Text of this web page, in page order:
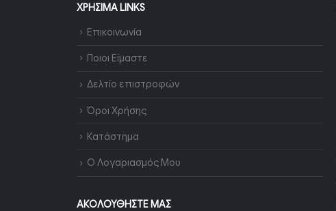
ΧΡΉΣΙΜΑ LINKS
Επικοινωνία
Ποιοι Είμαστε
Δελτίο επιστροφών
Όροι Χρήσης
Κατάστημα
Ο Λογαριασμός Μου
ΑΚΟΛΟΥΘΉΣΤΕ ΜΑΣ